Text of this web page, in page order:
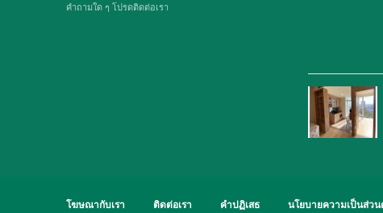
คำถามใด ๆ โปรดติดต่อเรา
โฆษณากับเรา ติดต่อเรา คำปฏิเสธ นโยบายความเป็นส่วน